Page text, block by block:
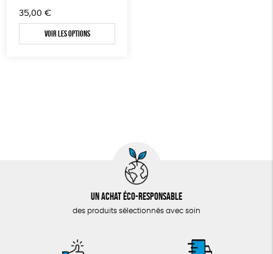
35,00 €
Voir les options
Un achat éco-responsable
des produits sélectionnés avec soin